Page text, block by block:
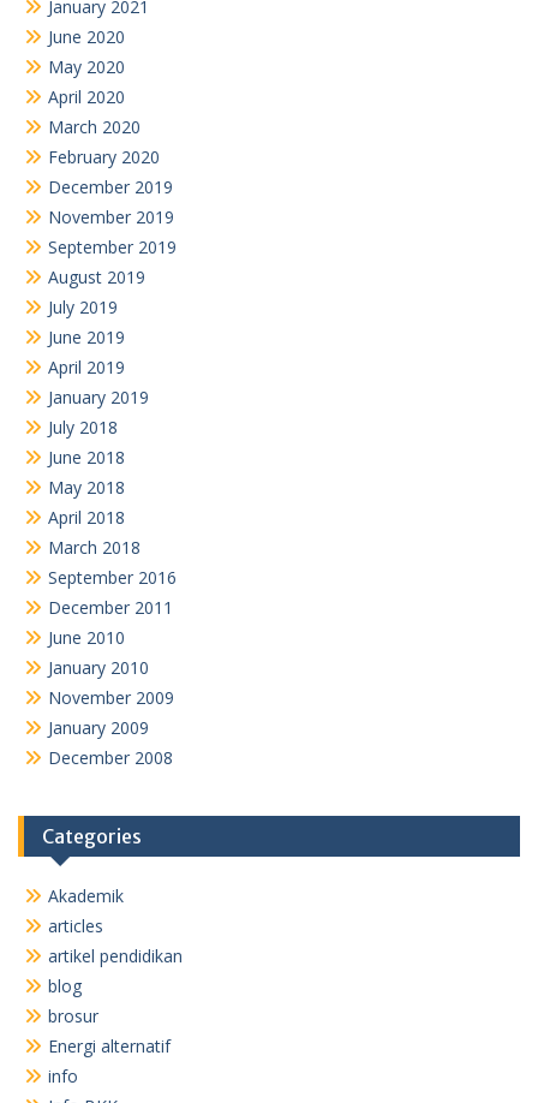
January 2021
June 2020
May 2020
April 2020
March 2020
February 2020
December 2019
November 2019
September 2019
August 2019
July 2019
June 2019
April 2019
January 2019
July 2018
June 2018
May 2018
April 2018
March 2018
September 2016
December 2011
June 2010
January 2010
November 2009
January 2009
December 2008
Categories
Akademik
articles
artikel pendidikan
blog
brosur
Energi alternatif
info